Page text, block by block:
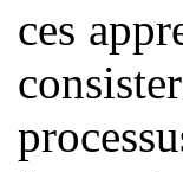
ces